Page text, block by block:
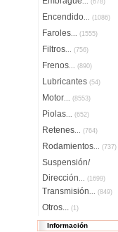
... (678)
Encendido... (1086)
Faroles... (1555)
Filtros... (756)
Frenos... (890)
Lubricantes (54)
Motor... (8553)
Piolas... (652)
Retenes... (764)
Rodamientos... (737)
Suspensión/
Dirección... (1699)
Transmisión... (849)
Otros... (1)
Información